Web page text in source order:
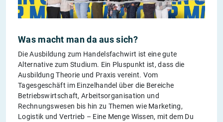
Was macht man da aus sich?
Die Ausbildung zum Handelsfachwirt ist eine gute
Alternative zum Studium. Ein Pluspunkt ist, dass die
Ausbildung Theorie und Praxis vereint. Vom
Tagesgeschäft im Einzelhandel über die Bereiche
Betriebswirtschaft, Arbeitsorganisation und
Rechnungswesen bis hin zu Themen wie Marketing,
Logistik und Vertrieb – Eine Menge Wissen, mit dem Du